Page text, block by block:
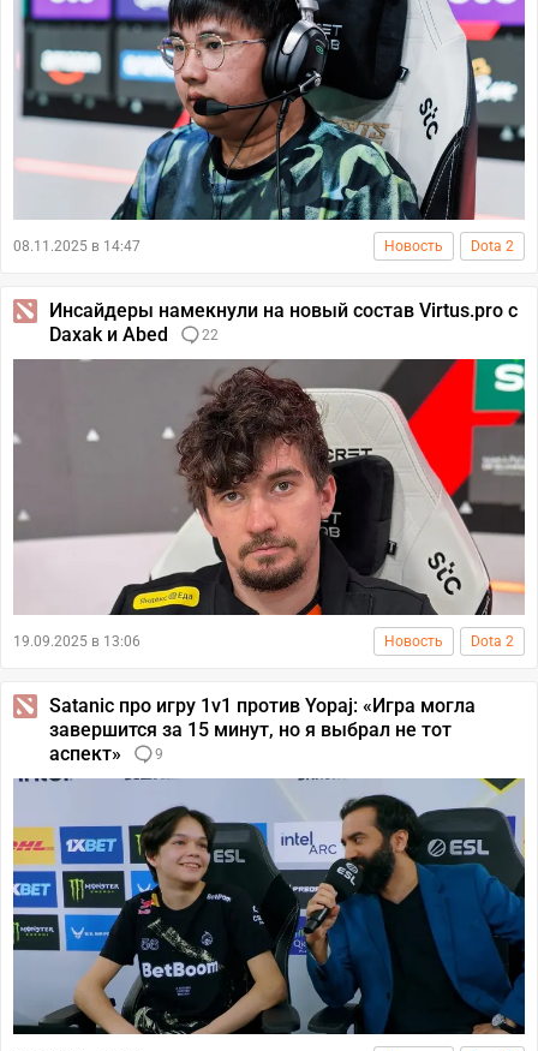
08.11.2025 в 14:47 Новость Dota 2
Инсайдеры намекнули на новый состав Virtus.pro с
Daxak и Abed
22
19.09.2025 в 13:06 Новость Dota 2
Satanic про игру 1v1 против Yopaj: «Игра могла
завершится за 15 минут, но я выбрал не тот
аспект»
9